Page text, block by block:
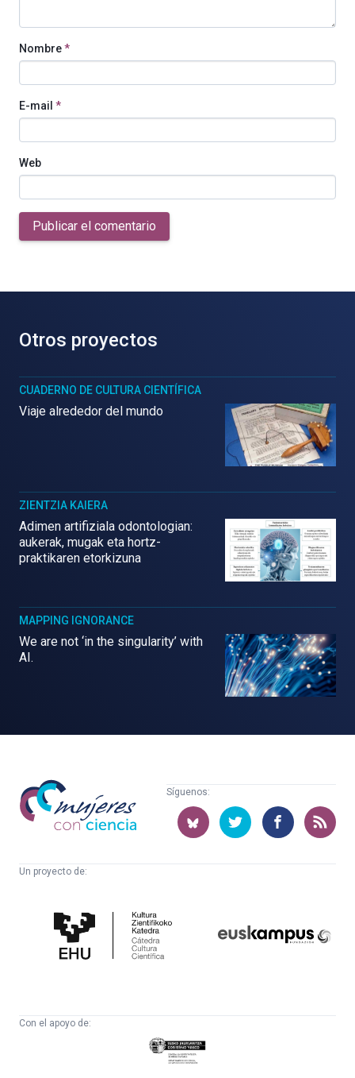
Nombre*
E-mail *
Web
Publicar el comentario
Otros proyectos
CUADERNO DE CULTURA CIENTÍFICA
Viaje alrededor del mundo
ZIENTZIA KAIERA
Adimen artifiziala odontologian:
aukerak, mugak eta hortz-
praktikaren etorkizuna
MAPPING IGNORANCE
We are not ‘in the singularity’ with
AI.
Mujeres
con
ciencia
Síguenos:
Un proyecto de:
Cultura
Científica
Con el apoyo de:
Eusko
Jaurlaritza